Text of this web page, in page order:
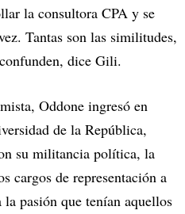
la consultora CPA y se
Tantas son las similitudes,
dice Gili.
Oddone ingresó en
de la República,
su militancia política, la
cargos de representación a
pasión que tenían aquellos